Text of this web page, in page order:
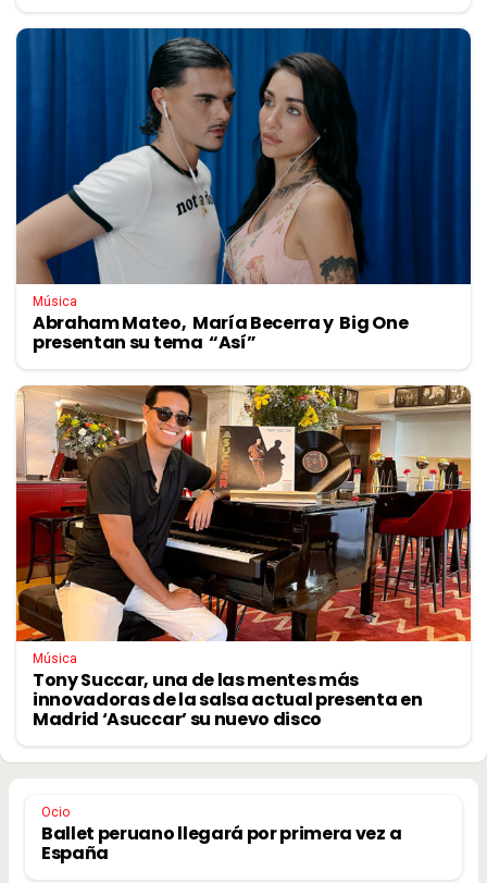
Música
Abraham Mateo, María Becerra y Big One
presentan su tema “Así”
Música
Tony Succar, una de las mentes más
innovadoras de la salsa actual presenta en
Madrid ‘Asuccar’ su nuevo disco
Ocio
Ballet peruano llegará por primera vez a
España